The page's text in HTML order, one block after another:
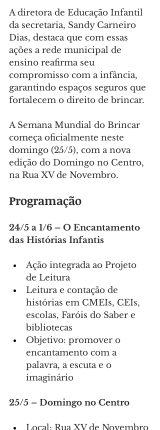
A diretora de Educação Infantil
da secretaria, Sandy Carneiro
Dias, destaca que com essas
ações a rede municipal de
ensino reafirma seu
compromisso com a infância,
garantindo espaços seguros que
fortalecem o direito de brincar.
A Semana Mundial do Brincar
começa oficialmente neste
domingo (25/5), com a nova
edição do Domingo no Centro,
na Rua XV de Novembro.
Programação
24/5 a 1/6 – O Encantamento
das Histórias Infantis
Ação integrada ao Projeto
de Leitura
Leitura e contação de
histórias em CMEIs, CEIs,
escolas, Faróis do Saber e
bibliotecas
Objetivo: promover o
encantamento com a
palavra, a escuta e o
imaginário
25/5 – Domingo no Centro
Local: Rua XV de Novembro